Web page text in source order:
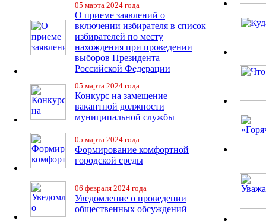
05 марта 2024 года
О приеме заявлений о
включении избирателя в список
избирателей по месту
нахождения при проведении
выборов Президента
Российской Федерации
05 марта 2024 года
Конкурс на замещение
вакантной должности
муниципальной службы
05 марта 2024 года
Формирование комфортной
городской среды
06 февраля 2024 года
Уведомление о проведении
общественных обсуждений